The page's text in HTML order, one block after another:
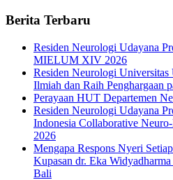
Berita Terbaru
Residen Neurologi Udayana
MIELUM XIV 2026
Residen Neurologi
Ilmiah dan Raih
Perayaan HUT Departemen
Residen Neurologi Udayana
Indonesia Collaborative
2026
Mengapa Respons Nyeri
Kupasan dr. Eka
Bali